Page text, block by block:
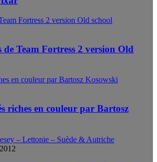
Fortress 2 version Old school
de Team Fortress 2 version Old
en couleur par Bartosz Kosowski
riches en couleur par Bartosz
– Lettonie – Suède & Autriche